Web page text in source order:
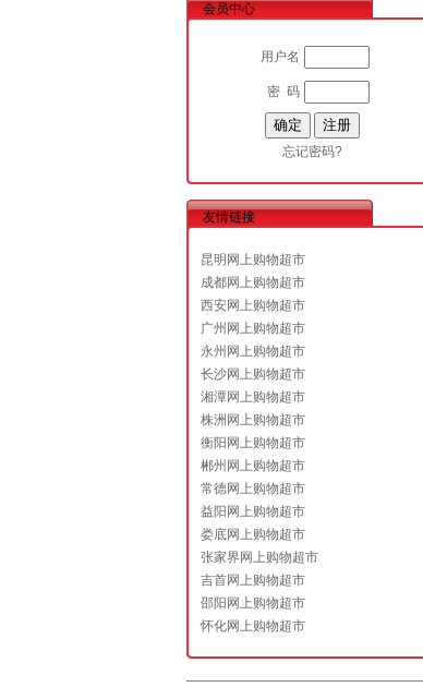
会员中心
用户名
密 码
忘记密码?
友情链接
昆明网上购物超市
成都网上购物超市
西安网上购物超市
广州网上购物超市
永州网上购物超市
长沙网上购物超市
湘潭网上购物超市
株洲网上购物超市
衡阳网上购物超市
郴州网上购物超市
常德网上购物超市
益阳网上购物超市
娄底网上购物超市
张家界网上购物超市
吉首网上购物超市
邵阳网上购物超市
怀化网上购物超市